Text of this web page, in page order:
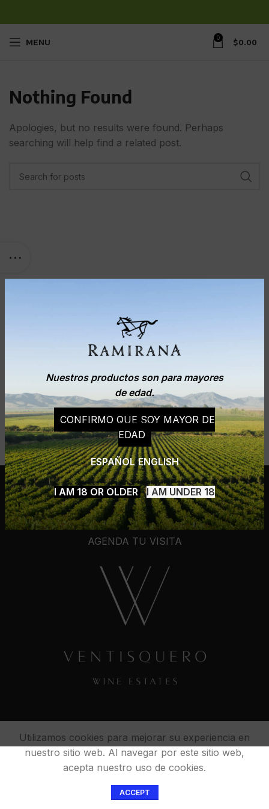
Nuestros productos son para mayores
de edad.
CONFIRMO QUE SOY MAYOR DE
EDAD
ESPAÑOL ENGLISH
I AM 18 OR OLDER I AM UNDER 18
MENU 0 $0.00
Nothing Found
Apologies, but no results were found. Perhaps
searching will help find a related post.
SECTOR LA ISLA S/N°, LOTE A, LO MIRANDA, DOÑIHUE. CHILE
(56 72) 2444300| info@ventisquero.com
AGENDA TU VISITA
Utilizamos cookies para mejorar su experiencia en
nuestro sitio web. Al navegar por este sitio web,
acepta nuestro uso de cookies.
ACCEPT